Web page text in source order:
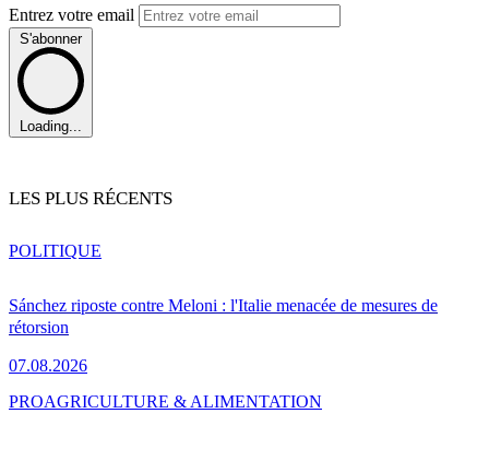
Entrez votre email
S'abonner
Loading...
LES PLUS RÉCENTS
Sánchez riposte contre Meloni : l'Italie menacée de mesures de
rétorsion
07.08.2026
POLITIQUE
PROAGRICULTURE & ALIMENTATION